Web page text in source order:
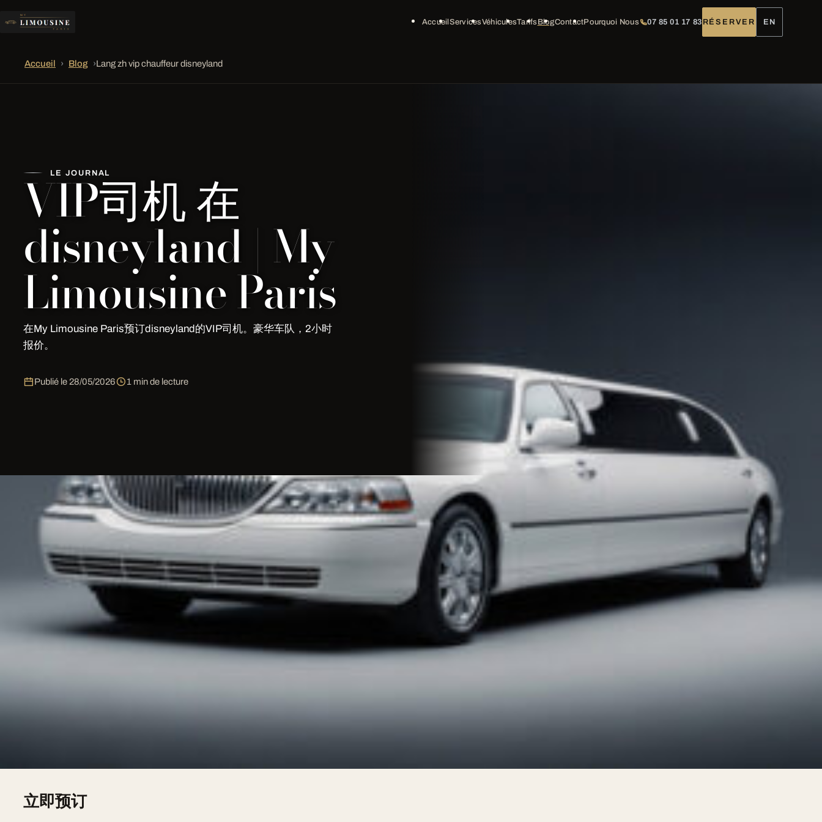
AccueilServicesVéhiculesTarifsBlogContactPourquoi Nous 07 85 01 17 83 RÉSERVER EN
Accueil › Blog ›Lang zh vip chauffeur disneyland
LE JOURNAL
VIP司机 在
disneyland | My
Limousine Paris
在My Limousine Paris预订disneyland的VIP司机。豪华车队，2小时
报价。
Publié le 28/05/2026 1 min de lecture
VIP司机 在 disneyland | My Limousine Paris
My Limousine Paris预订disneyland的VIP司机服务。豪华车队，会说中文的司机，2
小时内免费报价。
我们的车队
Hummer H2 Limousine — 8 seats, sur devis
Chrysler 300C Stretch — 8 seats, sur devis
立即预订